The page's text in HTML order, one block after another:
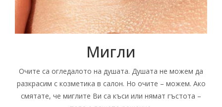
Мигли
Очите са огледалото на душата. Душата не можем да
разкрасим с козметика в салон. Но очите – можем. Ако
смятате, че миглите Ви са къси или нямат гъстота –